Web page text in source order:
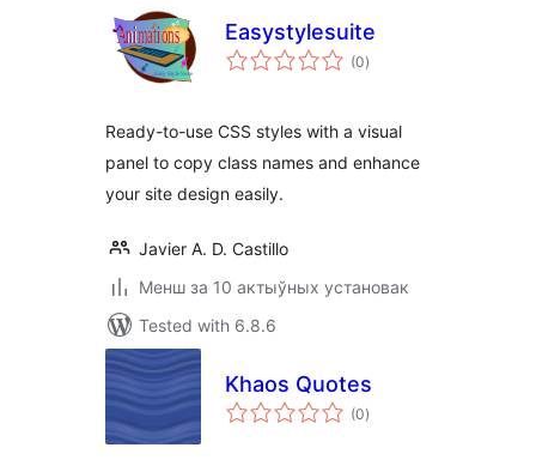
Easystylesuite
(0total
ratings
)
Ready-to-use CSS styles with a visual
panel to copy class names and enhance
your site design easily.
Javier A. D. Castillo
Менш за 10 актыўных установак
Tested with 6.8.6
Khaos Quotes
(0total
ratings
)